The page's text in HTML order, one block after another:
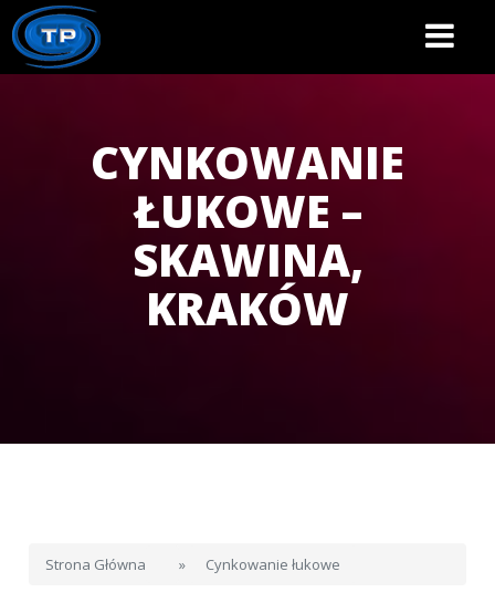
Toggle
CYNKOWANIE
ŁUKOWE –
SKAWINA,
KRAKÓW
Strona Główna » Cynkowanie łukowe